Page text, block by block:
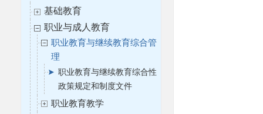
基础教育
职业与成人教育
职业教育与继续教育综合管
理
职业教育与继续教育综合性
政策规定和制度文件
职业教育教学